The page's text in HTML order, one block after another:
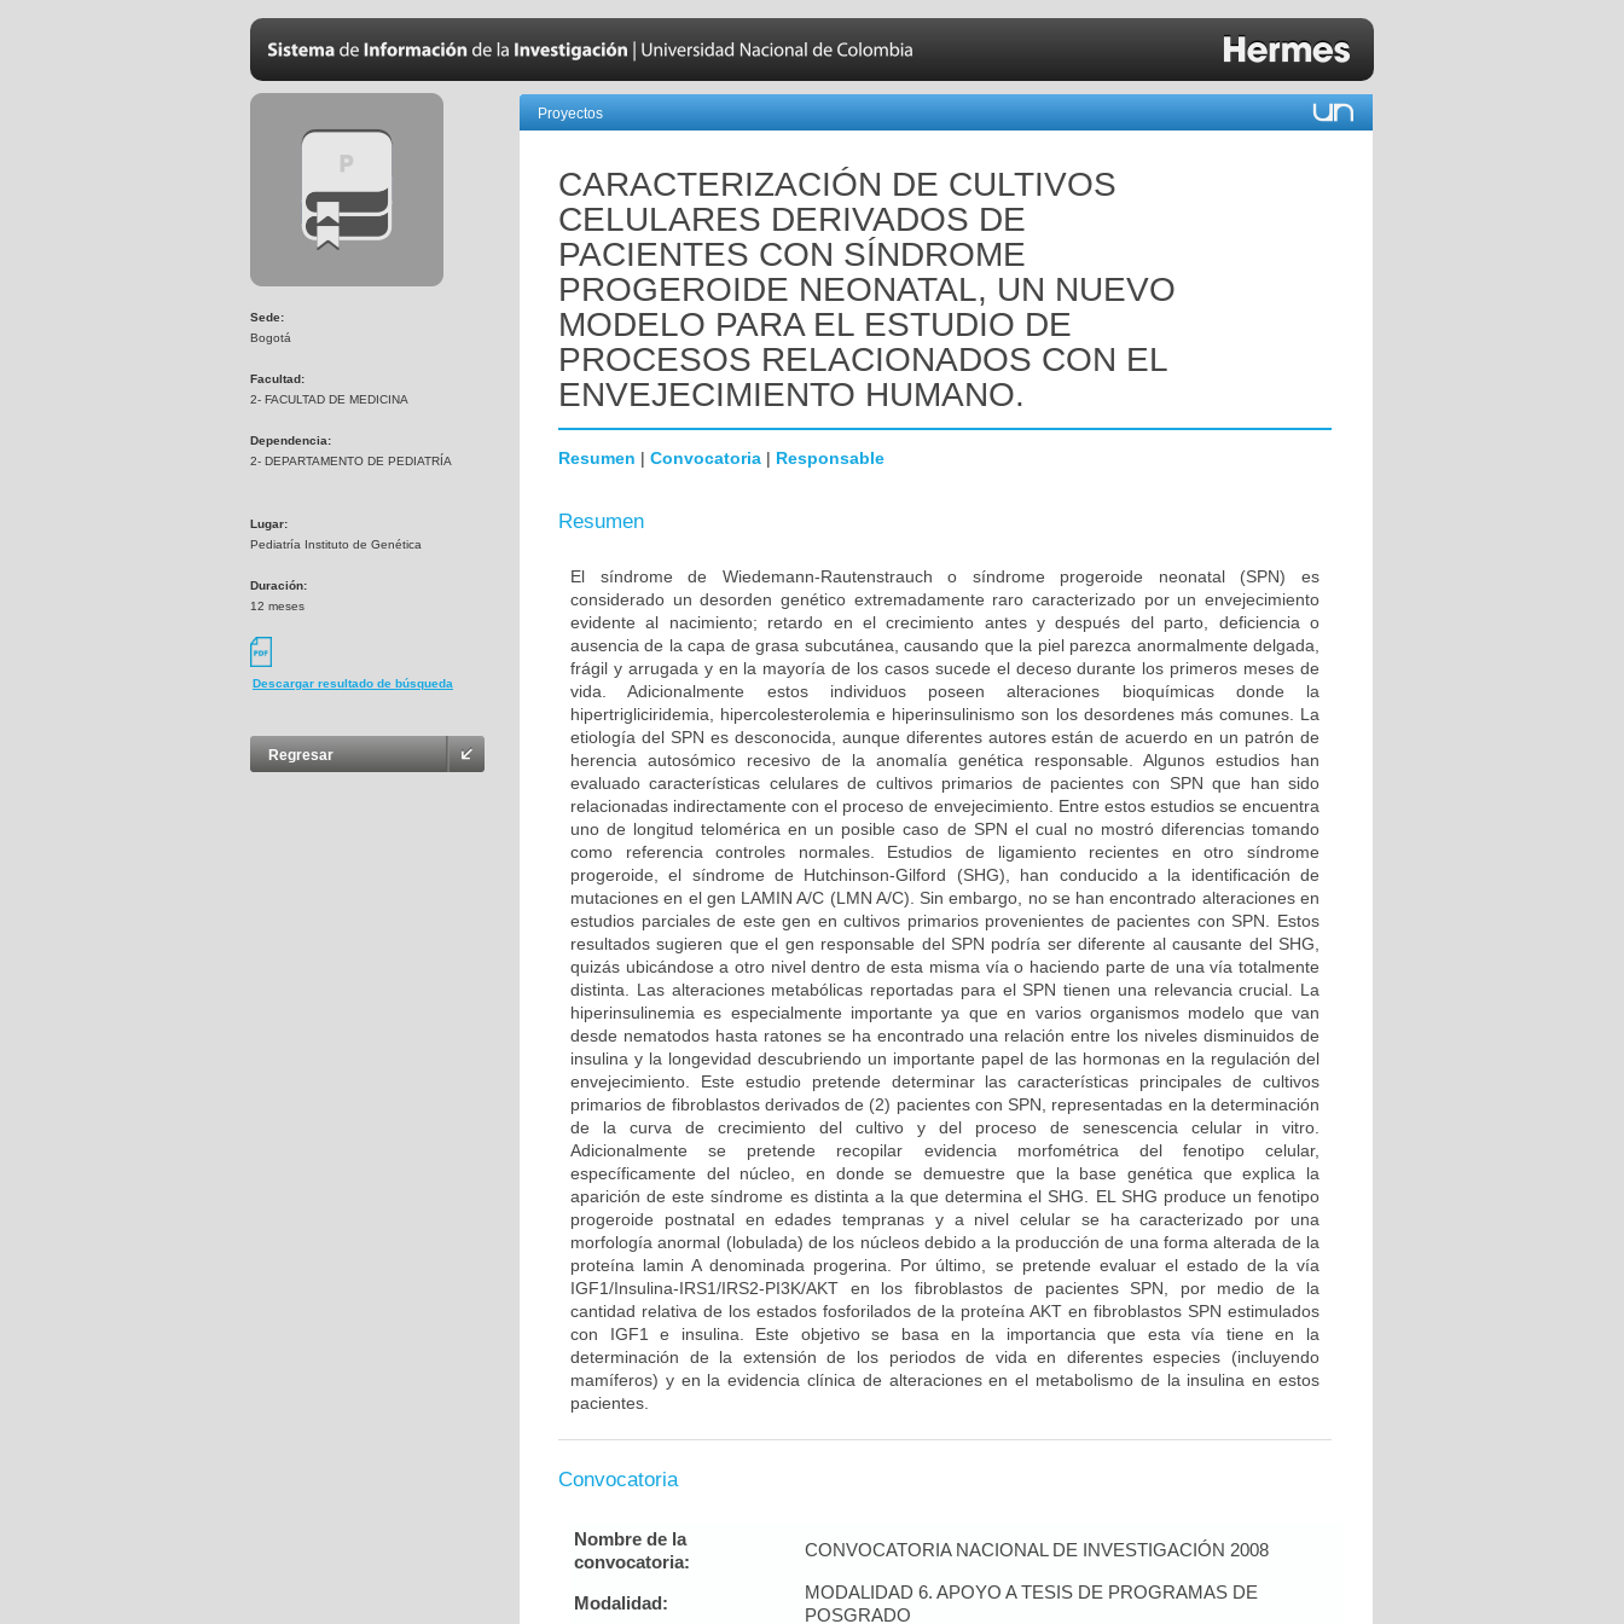
Sede:
Bogotá
Facultad:
2- FACULTAD DE MEDICINA
Dependencia:
2- DEPARTAMENTO DE PEDIATRÍA
Lugar:
Pediatría Instituto de Genética
Duración:
12 meses
Descargar resultado de búsqueda
Regresar
Proyectos
CARACTERIZACIÓN DE CULTIVOS
CELULARES DERIVADOS DE
PACIENTES CON SÍNDROME
PROGEROIDE NEONATAL, UN NUEVO
MODELO PARA EL ESTUDIO DE
PROCESOS RELACIONADOS CON EL
ENVEJECIMIENTO HUMANO.
Resumen | Convocatoria | Responsable
Resumen
El síndrome de Wiedemann-Rautenstrauch o síndrome progeroide neonatal (SPN) es
considerado un desorden genético extremadamente raro caracterizado por un envejecimiento
evidente al nacimiento; retardo en el crecimiento antes y después del parto, deficiencia o
ausencia de la capa de grasa subcutánea, causando que la piel parezca anormalmente delgada,
frágil y arrugada y en la mayoría de los casos sucede el deceso durante los primeros meses de
vida. Adicionalmente estos individuos poseen alteraciones bioquímicas donde la
hipertrigliciridemia, hipercolesterolemia e hiperinsulinismo son los desordenes más comunes. La
etiología del SPN es desconocida, aunque diferentes autores están de acuerdo en un patrón de
herencia autosómico recesivo de la anomalía genética responsable. Algunos estudios han
evaluado características celulares de cultivos primarios de pacientes con SPN que han sido
relacionadas indirectamente con el proceso de envejecimiento. Entre estos estudios se encuentra
uno de longitud telomérica en un posible caso de SPN el cual no mostró diferencias tomando
como referencia controles normales. Estudios de ligamiento recientes en otro síndrome
progeroide, el síndrome de Hutchinson-Gilford (SHG), han conducido a la identificación de
mutaciones en el gen LAMIN A/C (LMN A/C). Sin embargo, no se han encontrado alteraciones en
estudios parciales de este gen en cultivos primarios provenientes de pacientes con SPN. Estos
resultados sugieren que el gen responsable del SPN podría ser diferente al causante del SHG,
quizás ubicándose a otro nivel dentro de esta misma vía o haciendo parte de una vía totalmente
distinta. Las alteraciones metabólicas reportadas para el SPN tienen una relevancia crucial. La
hiperinsulinemia es especialmente importante ya que en varios organismos modelo que van
desde nematodos hasta ratones se ha encontrado una relación entre los niveles disminuidos de
insulina y la longevidad descubriendo un importante papel de las hormonas en la regulación del
envejecimiento. Este estudio pretende determinar las características principales de cultivos
primarios de fibroblastos derivados de (2) pacientes con SPN, representadas en la determinación
de la curva de crecimiento del cultivo y del proceso de senescencia celular in vitro.
Adicionalmente se pretende recopilar evidencia morfométrica del fenotipo celular,
específicamente del núcleo, en donde se demuestre que la base genética que explica la
aparición de este síndrome es distinta a la que determina el SHG. EL SHG produce un fenotipo
progeroide postnatal en edades tempranas y a nivel celular se ha caracterizado por una
morfología anormal (lobulada) de los núcleos debido a la producción de una forma alterada de la
proteína lamin A denominada progerina. Por último, se pretende evaluar el estado de la vía
IGF1/Insulina-IRS1/IRS2-PI3K/AKT en los fibroblastos de pacientes SPN, por medio de la
cantidad relativa de los estados fosforilados de la proteína AKT en fibroblastos SPN estimulados
con IGF1 e insulina. Este objetivo se basa en la importancia que esta vía tiene en la
determinación de la extensión de los periodos de vida en diferentes especies (incluyendo
mamíferos) y en la evidencia clínica de alteraciones en el metabolismo de la insulina en estos
pacientes.
Convocatoria
Nombre de la
convocatoria:
CONVOCATORIA NACIONAL DE INVESTIGACIÓN 2008
Modalidad:
MODALIDAD 6. APOYO A TESIS DE PROGRAMAS DE
POSGRADO